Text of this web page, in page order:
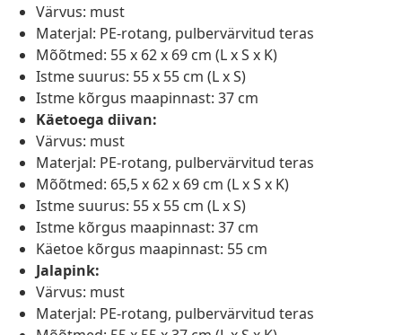
Värvus: must
Materjal: PE-rotang, pulbervärvitud teras
Mõõtmed: 55 x 62 x 69 cm (L x S x K)
Istme suurus: 55 x 55 cm (L x S)
Istme kõrgus maapinnast: 37 cm
Käetoega diivan:
Värvus: must
Materjal: PE-rotang, pulbervärvitud teras
Mõõtmed: 65,5 x 62 x 69 cm (L x S x K)
Istme suurus: 55 x 55 cm (L x S)
Istme kõrgus maapinnast: 37 cm
Käetoe kõrgus maapinnast: 55 cm
Jalapink:
Värvus: must
Materjal: PE-rotang, pulbervärvitud teras